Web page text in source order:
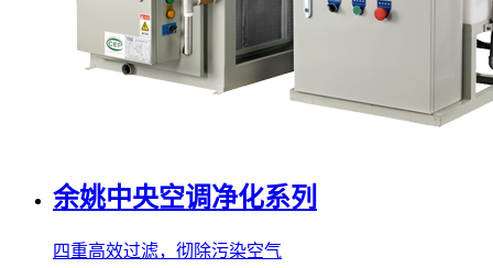
余姚中央空调净化系列
四重高效过滤，彻除污染空气